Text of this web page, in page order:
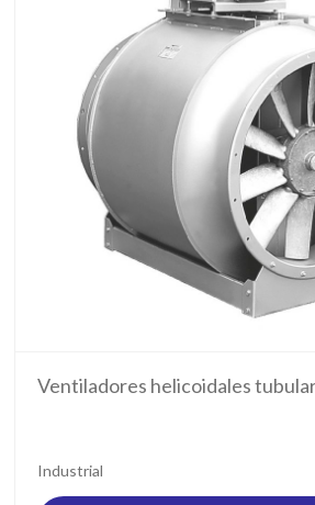
Ventiladores helicoidales
Industrial